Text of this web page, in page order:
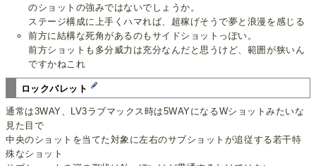
のショットの強みではないでしょうか。
ステージ構成に上手くハマれば、超稼げそうで夢と浪漫を感じる
前方に結構な死角があるのもサイドショットっぽい。
前方ショットも多分威力は充分なんだと思うけど、範囲が狭いん
ですかねこれ
ロックバレット
通常は3WAY、LV3ラブマックス時は5WAYになるWショットみたいな
見た目で
中央のショットを当てた対象に左右のサブショットが追従する若干特
殊なショット